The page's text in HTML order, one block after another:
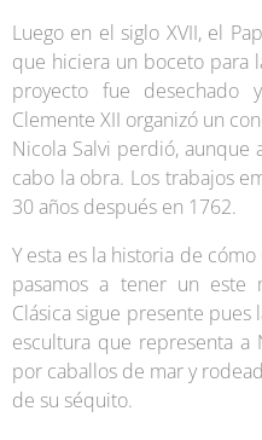
Luego en el siglo XVII, el
que hiciera un boceto para
proyecto fue desechado
Clemente XII organizó un
Nicola Salvi perdió, aunque
cabo la obra. Los trabajos
30 años después en 1762.
Y esta es la historia de
pasamos a tener un este
Clásica sigue presente
escultura que representa
por caballos de mar y
de su séquito.